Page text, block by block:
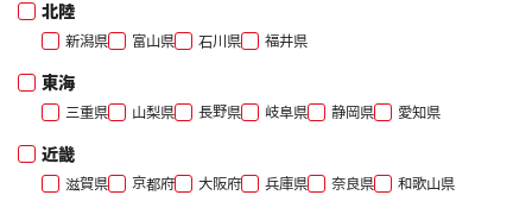
北陸
新潟県 富山県 石川県 福井県
東海
三重県 山梨県 長野県 岐阜県 静岡県 愛知県
近畿
滋賀県 京都府 大阪府 兵庫県 奈良県 和歌山県